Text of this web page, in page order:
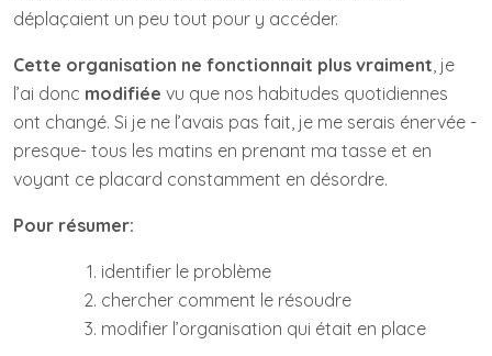
déplaçaient un peu tout pour y accéder.
Cette organisation ne fonctionnait plus vraiment, je
l’ai donc modifiée vu que nos habitudes quotidiennes
ont changé. Si je ne l’avais pas fait, je me serais énervée -
presque- tous les matins en prenant ma tasse et en
voyant ce placard constamment en désordre.
Pour résumer:
identifier le problème
chercher comment le résoudre
modifier l’organisation qui était en place